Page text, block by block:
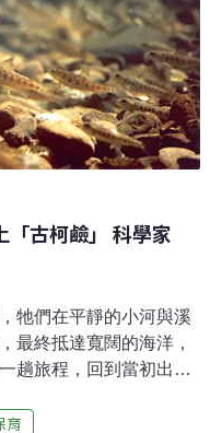
）。團隊也觀察到，與遊
頻繁，甚至在旅遊旺季
提供的食物有關聯。
食性，因而導致腸胃不
菌相，而土壤中的物質
長類行為生態學家、研
「古柯鹼」 科學家
牠們在平靜的小河與溪
最終抵達寬闊的海洋，
趟旅程，回到當初出生
遠古祖先從未遇到的挑
育